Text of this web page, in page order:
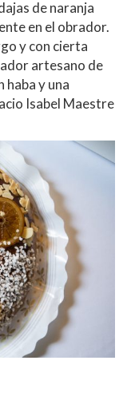
de naranja
en el obrador.
y con cierta
artesano de
haba y una
Isabel Maestre